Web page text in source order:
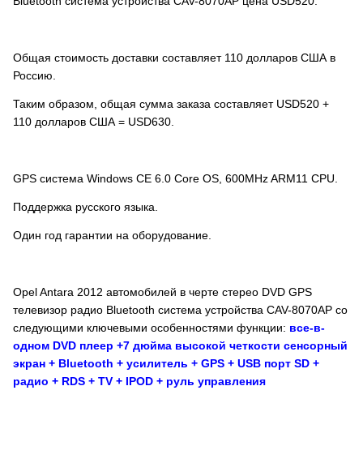
Общая стоимость доставки составляет 110 долларов США в
Россию.
Таким образом, общая сумма заказа составляет USD520 +
110 долларов США = USD630.
GPS система Windows CE 6.0 Core OS, 600MHz ARM11 CPU.
Поддержка русского языка.
Один год гарантии на оборудование.
Opel Antara 2012 автомобилей в черте стерео DVD GPS
телевизор радио Bluetooth система устройства CAV-8070AP со
следующими ключевыми особенностями функции: все-в-
одном DVD плеер +7 дюйма высокой четкости сенсорный
экран + Bluetooth + усилитель + GPS + USB порт SD +
радио + RDS + TV + IPOD + руль управления